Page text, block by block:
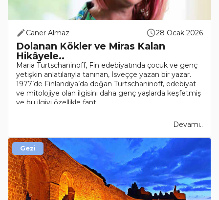
Caner Almaz 28 Ocak 2026
Dolanan Kökler ve Miras Kalan
Hikâyele..
Maria Turtschaninoff, Fin edebiyatında çocuk ve genç
yetişkin anlatılarıyla tanınan, İsveççe yazan bir yazar.
1977’de Finlandiya’da doğan Turtschaninoff, edebiyat
ve mitolojiye olan ilgisini daha genç yaşlarda keşfetmiş
ve bu ilgiyi özellikle fant..
Devamı..
Gezi